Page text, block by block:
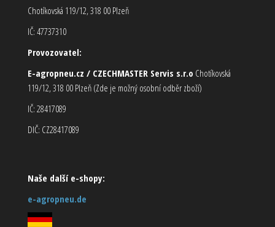
Chotíkovská 119/12, 318 00 Plzeň
IČ: 47737310
Provozovatel:
E-agropneu.cz / CZECHMASTER Servis s.r.o Chotíkovská
119/12, 318 00 Plzeň (Zde je možný osobní odběr zboží)
IČ: 28417089
DIČ: CZ28417089
Naše další e-shopy:
e-agropneu.de